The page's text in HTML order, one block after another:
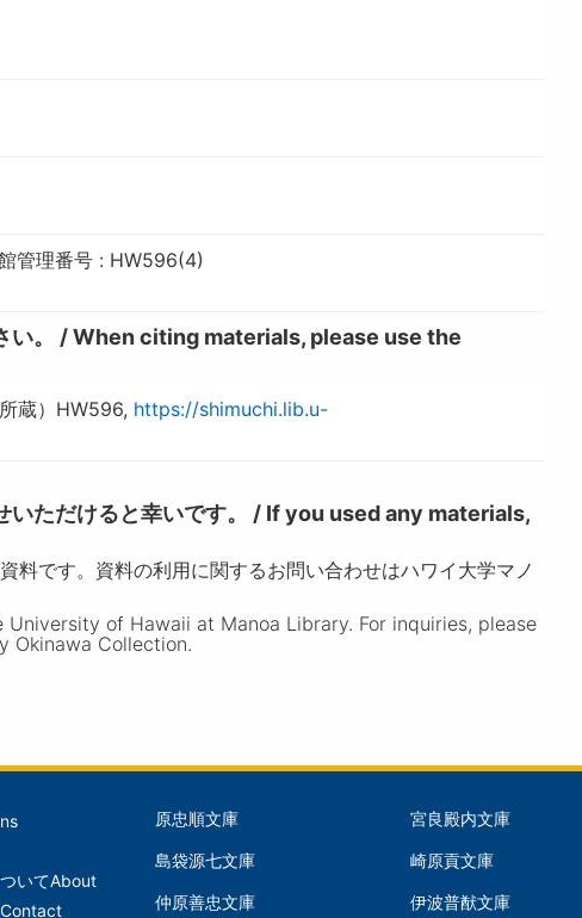
管理番号 : HW596(4)
い。 / When citing materials, please use the
蔵）HW596, https://shimuchi.lib.u-
いただけると幸いです。 / If you used any materials,
料です。資料の利用に関するお問い合わせはハワイ大学マノ
of Hawaii at Manoa Library. For inquiries, please
Okinawa Collection.
いてAbout
Contact
文
原忠順文庫
島袋源七文庫
仲原善忠文庫
文
宮良殿内文庫
崎原貢文庫
伊波普猷文庫